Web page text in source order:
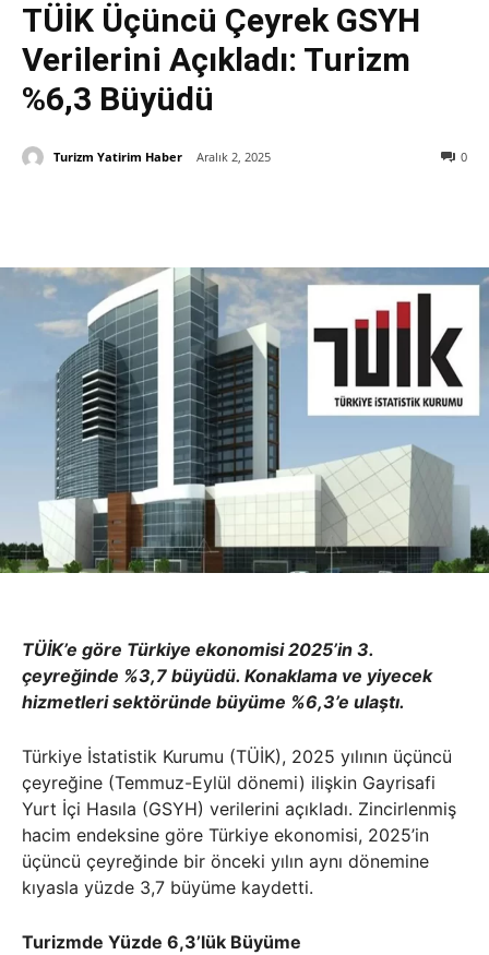
TÜİK Üçüncü Çeyrek GSYH
Verilerini Açıkladı: Turizm
%6,3 Büyüdü
0
Turizm Yatirim Haber Aralık 2, 2025
TÜİK’e göre Türkiye ekonomisi 2025’in 3.
çeyreğinde %3,7 büyüdü. Konaklama ve yiyecek
hizmetleri sektöründe büyüme %6,3’e ulaştı.
Türkiye İstatistik Kurumu (TÜİK), 2025 yılının üçüncü
çeyreğine (Temmuz-Eylül dönemi) ilişkin Gayrisafi
Yurt İçi Hasıla (GSYH) verilerini açıkladı. Zincirlenmiş
hacim endeksine göre Türkiye ekonomisi, 2025’in
üçüncü çeyreğinde bir önceki yılın aynı dönemine
kıyasla yüzde 3,7 büyüme kaydetti.
Turizmde Yüzde 6,3’lük Büyüme